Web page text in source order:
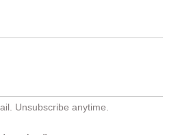
Unsubscribe anytime.